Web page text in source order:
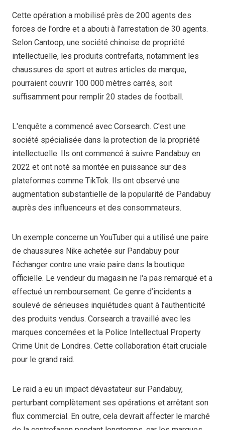
Cette opération a mobilisé près de 200 agents des
forces de l'ordre et a abouti à l'arrestation de 30 agents.
Selon Cantoop, une société chinoise de propriété
intellectuelle, les produits contrefaits, notamment les
chaussures de sport et autres articles de marque,
pourraient couvrir 100 000 mètres carrés, soit
suffisamment pour remplir 20 stades de football.
L'enquête a commencé avec Corsearch. C'est une
société spécialisée dans la protection de la propriété
intellectuelle. Ils ont commencé à suivre Pandabuy en
2022 et ont noté sa montée en puissance sur des
plateformes comme TikTok. Ils ont observé une
augmentation substantielle de la popularité de Pandabuy
auprès des influenceurs et des consommateurs.
Un exemple concerne un YouTuber qui a utilisé une paire
de chaussures Nike achetée sur Pandabuy pour
l'échanger contre une vraie paire dans la boutique
officielle. Le vendeur du magasin ne l'a pas remarqué et a
effectué un remboursement. Ce genre d’incidents a
soulevé de sérieuses inquiétudes quant à l’authenticité
des produits vendus. Corsearch a travaillé avec les
marques concernées et la Police Intellectual Property
Crime Unit de Londres. Cette collaboration était cruciale
pour le grand raid.
Le raid a eu un impact dévastateur sur Pandabuy,
perturbant complètement ses opérations et arrêtant son
flux commercial. En outre, cela devrait affecter le marché